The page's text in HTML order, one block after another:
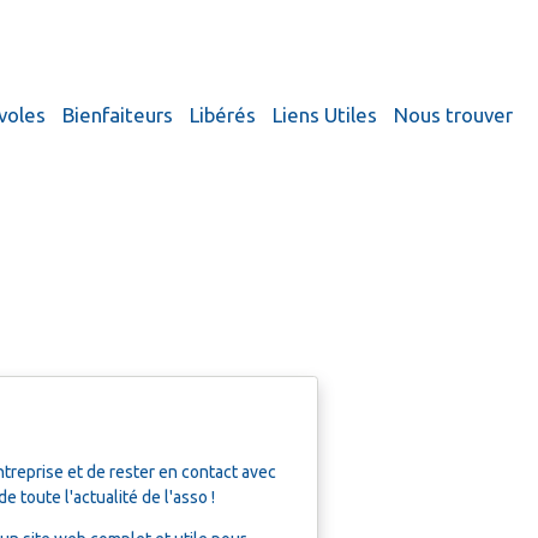
Bienfaiteurs Libérés Liens Utiles Nous trouver
et de rester en contact avec
toute l'actualité de l'asso !